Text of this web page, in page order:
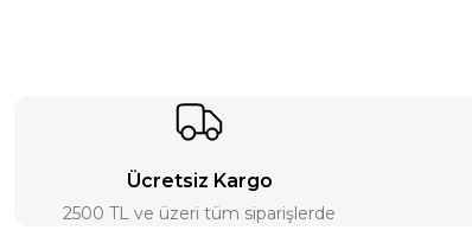
Ücretsiz Kargo
2500 TL ve üzeri tüm siparişlerde